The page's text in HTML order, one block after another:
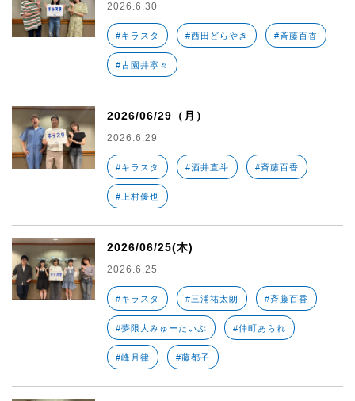
2026.6.30
#キラスタ #西田どらやき #斉藤百香
#古園井寧々
2026/06/29（月）
2026.6.29
#キラスタ #酒井直斗 #斉藤百香
#上村優也
2026/06/25(木)
2026.6.25
#キラスタ #三浦祐太朗 #斉藤百香
#夢限大みゅーたいぷ #仲町あられ
#峰月律 #藤都子